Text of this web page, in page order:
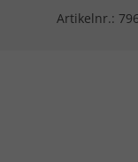
Artikelnr.: